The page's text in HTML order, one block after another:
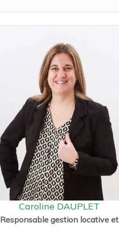
Caroline DAUPLET
Responsable gestion locative et